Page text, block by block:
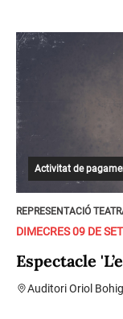
Activitat de
REPRESENTACIÓ
DIMECRES 09 DE
Espectacle
Auditori Oriol